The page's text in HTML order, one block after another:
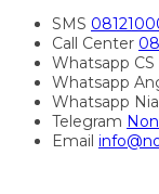
SMS
Call Center
Whatsapp
Whatsapp
Whatsapp Nia
Telegram
Email